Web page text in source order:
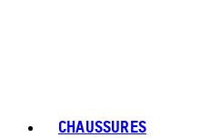
CHAUSSURES